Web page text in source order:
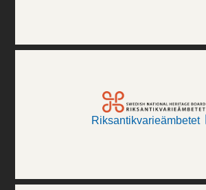
Riksantikvarieämbetet